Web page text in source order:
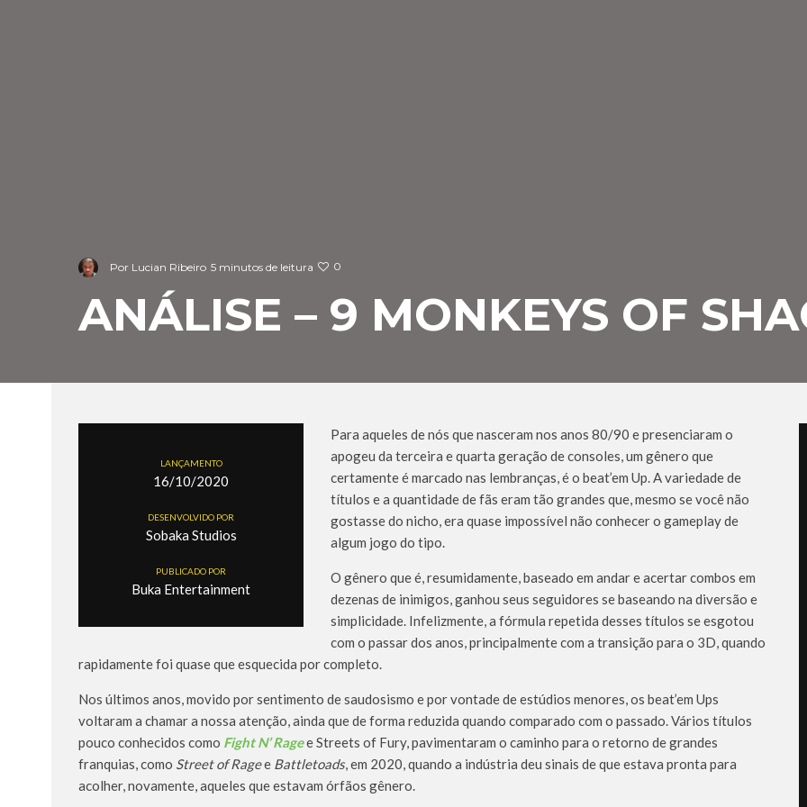
Por Lucian Ribeiro 5 minutos de leitura 0
ANÁLISE – 9 MONKEYS OF
LANÇAMENTO
16/10/2020
DESENVOLVIDO POR
Sobaka Studios
PUBLICADO POR
Buka Entertainment
Para aqueles de nós que nasceram nos anos 80/90 e presenciaram o
apogeu da terceira e quarta geração de consoles, um gênero que
certamente é marcado nas lembranças, é o beat’em Up. A variedade de
títulos e a quantidade de fãs eram tão grandes que, mesmo se você não
gostasse do nicho, era quase impossível não conhecer o gameplay de
algum jogo do tipo.
O gênero que é, resumidamente, baseado em andar e acertar combos em
dezenas de inimigos, ganhou seus seguidores se baseando na diversão e
simplicidade. Infelizmente, a fórmula repetida desses títulos se esgotou
com o passar dos anos, principalmente com a transição para o 3D, quando
rapidamente foi quase que esquecida por completo.
Nos últimos anos, movido por sentimento de saudosismo e por vontade de estúdios menores, os beat’em Ups
voltaram a chamar a nossa atenção, ainda que de forma reduzida quando comparado com o passado. Vários títulos
pouco conhecidos como Fight N’ Ragee Streets of Fury, pavimentaram o caminho para o retorno de grandes
franquias, como Street of Ragee Battletoads, em 2020, quando a indústria deu sinais de que estava pronta para
acolher, novamente, aqueles que estavam órfãos gênero.